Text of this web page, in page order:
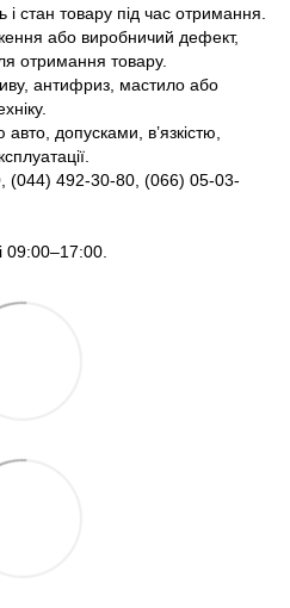
стан товару під час отримання.
або виробничий дефект,
отримання товару.
антифриз, мастило або
допусками, в’язкістю,
492-30-80, (066) 05-03-
09:00–17:00.